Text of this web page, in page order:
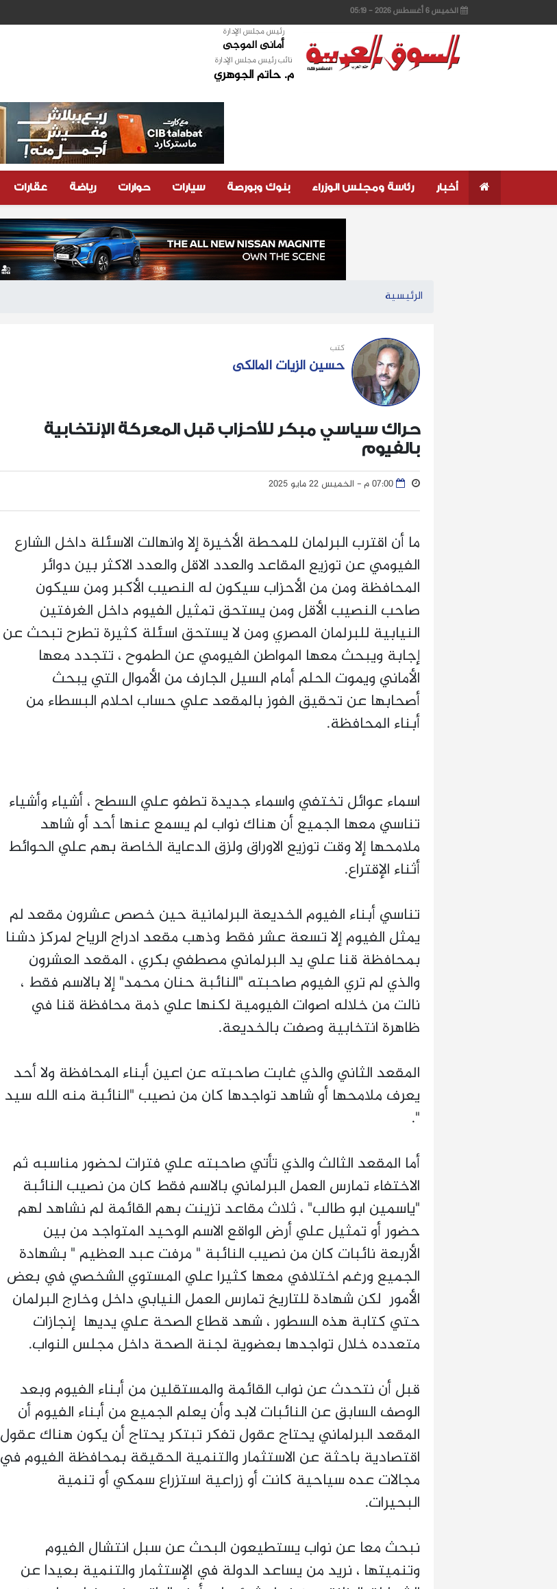
الخميس 6 أغسطس 2026 - 05:19
رئيس مجلس الإدارة
أمانى الموجى
نائب رئيس مجلس الإدارة
م. حاتم الجوهري
أخبار رئاسة ومجلس الوزراء بنوك وبورصة سيارات حوارات رياضة عقارات
الرئيسية
كتب
حسين الزيات المالكى
حراك سياسي مبكر للأحزاب قبل المعركة الإنتخابية
بالفيوم
ما أن اقترب البرلمان للمحطة الأخيرة إلا وانهالت الاسئلة داخل الشارع
الفيومي عن توزيع المقاعد والعدد الاقل والعدد الاكثر بين دوائر
المحافظة ومن من الأحزاب سيكون له النصيب الأكبر ومن سيكون
صاحب النصيب الأقل ومن يستحق تمثيل الفيوم داخل الغرفتين
النيابية للبرلمان المصري ومن لا يستحق اسئلة كثيرة تطرح تبحث عن
إجابة ويبحث معها المواطن الفيومي عن الطموح ، تتجدد معها
الأماني ويموت الحلم أمام السيل الجارف من الأموال التي يبحث
أصحابها عن تحقيق الفوز بالمقعد علي حساب احلام البسطاء من
أبناء المحافظة.
اسماء عوائل تختفي واسماء جديدة تطفو علي السطح ، أشياء وأشياء
تناسي معها الجميع أن هناك نواب لم يسمع عنها أحد أو شاهد
ملامحها إلا وقت توزيع الاوراق ولزق الدعاية الخاصة بهم علي الحوائط
أثناء الإقتراع.
تناسي أبناء الفيوم الخديعة البرلمانية حين خصص عشرون مقعد لم
يمثل الفيوم إلا تسعة عشر فقط وذهب مقعد ادراج الرياح لمركز دشنا
بمحافظة قنا علي يد البرلماني مصطفي بكري ، المقعد العشرون
والذي لم تري الفيوم صاحبته "النائبة حنان محمد" إلا بالاسم فقط ،
نالت من خلاله اصوات الفيومية لكنها علي ذمة محافظة قنا في
ظاهرة انتخابية وصفت بالخديعة.
المقعد الثاني والذي غابت صاحبته عن اعين أبناء المحافظة ولا أحد
يعرف ملامحها أو شاهد تواجدها كان من نصيب "النائبة منه الله سيد
".
أما المقعد الثالث والذي تأتي صاحبته علي فترات لحضور مناسبه ثم
الاختفاء تمارس العمل البرلماني بالاسم فقط كان من نصيب النائبة
"ياسمين ابو طالب" ، ثلاث مقاعد تزينت بهم القائمة لم نشاهد لهم
حضور أو تمثيل علي أرض الواقع الاسم الوحيد المتواجد من بين
الأربعة نائبات كان من نصيب النائبة " مرفت عبد العظيم " بشهادة
الجميع ورغم اختلافي معها كثيرا علي المستوي الشخصي في بعض
الأمور لكن شهادة للتاريخ تمارس العمل النيابي داخل وخارج البرلمان
حتي كتابة هذه السطور ، شهد قطاع الصحة علي يديها إنجازات
متعدده خلال تواجدها بعضوية لجنة الصحة داخل مجلس النواب.
قبل أن نتحدث عن نواب القائمة والمستقلين من أبناء الفيوم وبعد
الوصف السابق عن النائبات لابد وأن يعلم الجميع من أبناء الفيوم أن
المقعد البرلماني يحتاج عقول تفكر تبتكر يحتاج أن يكون هناك عقول
اقتصادية باحثة عن الاستثمار والتنمية الحقيقة بمحافظة الفيوم في
مجالات عده سياحية كانت أو زراعية استزراع سمكي أو تنمية
البحيرات.
نبحث معا عن نواب يستطيعون البحث عن سبل انتشال الفيوم
وتنميتها ، نريد من يساعد الدولة في الإستثمار والتنمية بعيدا عن